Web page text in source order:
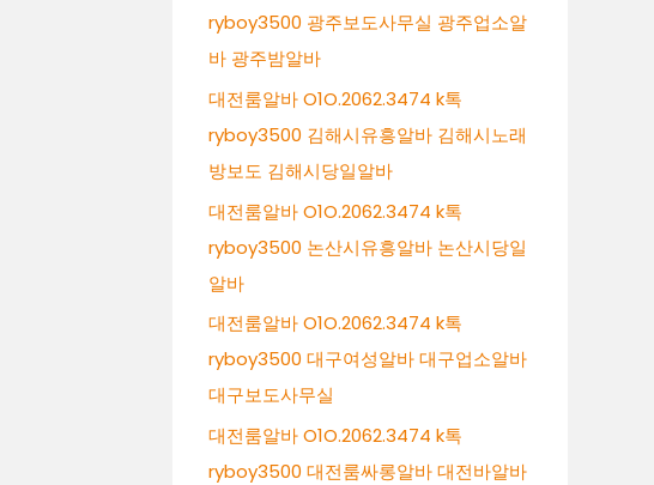
ryboy3500 광주보도사무실 광주업소알
바 광주밤알바
대전룸알바 O1O.2062.3474 k톡
ryboy3500 김해시유흥알바 김해시노래
방보도 김해시당일알바
대전룸알바 O1O.2062.3474 k톡
ryboy3500 논산시유흥알바 논산시당일
알바
대전룸알바 O1O.2062.3474 k톡
ryboy3500 대구여성알바 대구업소알바
대구보도사무실
대전룸알바 O1O.2062.3474 k톡
ryboy3500 대전룸싸롱알바 대전바알바